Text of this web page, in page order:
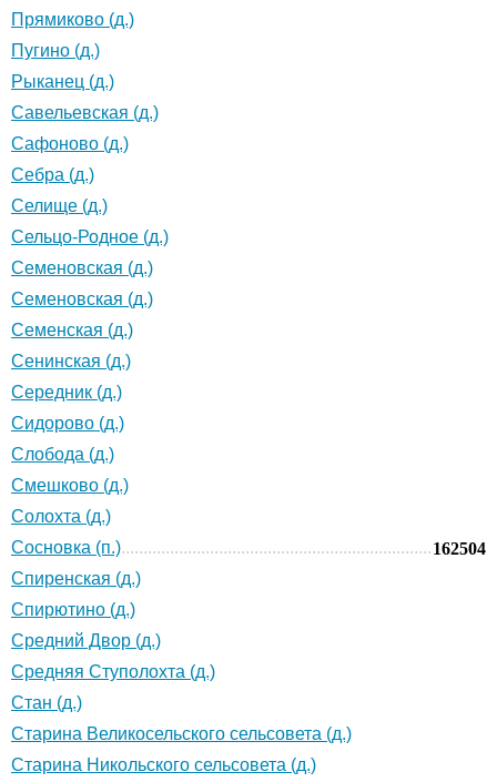
Прямиково (д.)
Пугино (д.)
Рыканец (д.)
Савельевская (д.)
Сафоново (д.)
Себра (д.)
Селище (д.)
Сельцо-Родное (д.)
Семеновская (д.)
Семеновская (д.)
Семенская (д.)
Сенинская (д.)
Середник (д.)
Сидорово (д.)
Слобода (д.)
Смешково (д.)
Солохта (д.)
Сосновка (п.)
162504
Спиренская (д.)
Спирютино (д.)
Средний Двор (д.)
Средняя Ступолохта (д.)
Стан (д.)
Старина Великосельского сельсовета (д.)
Старина Никольского сельсовета (д.)